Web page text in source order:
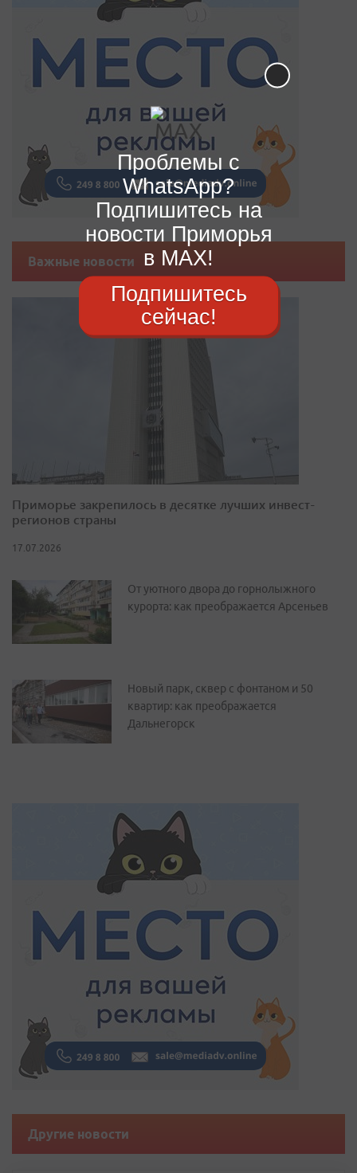
Важные новости
Приморье закрепилось в десятке лучших инвест-
регионов страны
17.07.2026
От уютного двора до горнолыжного
курорта: как преображается Арсеньев
Новый парк, сквер с фонтаном и 50
квартир: как преображается
Дальнегорск
Другие новости
Проблемы с
WhatsApp?
Подпишитесь на
новости Приморья
в MAX!
Подпишитесь
сейчас!